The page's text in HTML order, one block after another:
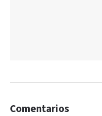
Comentarios